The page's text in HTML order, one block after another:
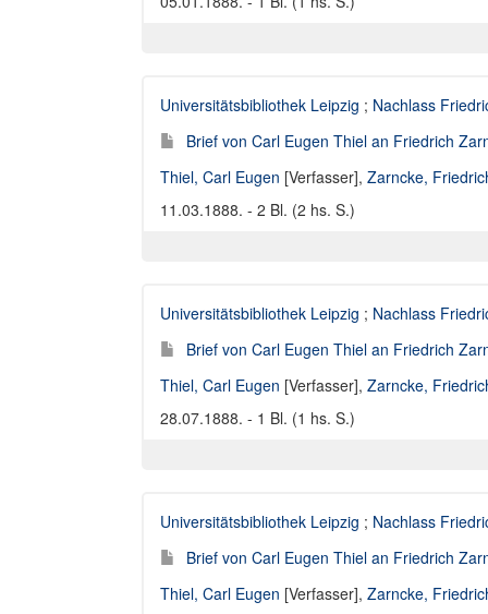
Universitätsbibliothek Leipzig ; Nachlass
Brief von Carl Eugen Thiel an Friedrich
Thiel, Carl Eugen [Verfasser], Zarncke,
11.03.1888. - 2 Bl. (2 hs. S.)
Universitätsbibliothek Leipzig ; Nachlass
Brief von Carl Eugen Thiel an Friedrich
Thiel, Carl Eugen [Verfasser], Zarncke,
28.07.1888. - 1 Bl. (1 hs. S.)
Universitätsbibliothek Leipzig ; Nachlass
Brief von Carl Eugen Thiel an Friedrich
Thiel, Carl Eugen [Verfasser], Zarncke,